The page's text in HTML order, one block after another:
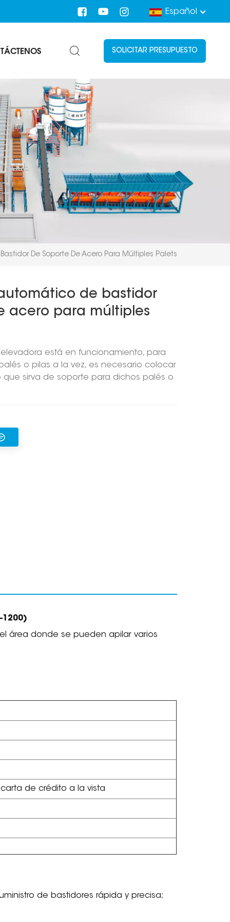
Español
SOLICITAR PRESUPUESTO
De Soporte De Acero Para Múltiples Palets
de bastidor
acero para múltiples
está en funcionamiento, para
o pilas a la vez, es necesario colocar
sirva de soporte para dichos palés o
1200)
área donde se pueden apilar varios
de crédito a la vista
de bastidores rápida y precisa;